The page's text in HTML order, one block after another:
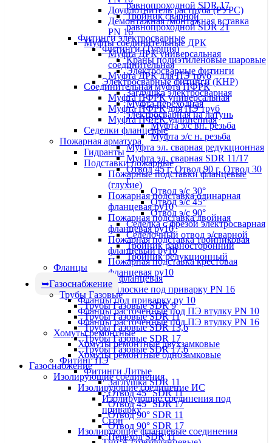
равнопроходной SDR 17
Тройник сварной
равнопроходной SDR 21
Фитинги электросварные
Фитинги (Турция)
Краны полиэтиленовые шаровые
Электросварные фитинги
Электросварные фитинги (КНР)
Заглушка электросварная
Муфта переходная
электросварная на латунь
Муфта э/с вн. резьба
Муфта э/с н. резьба
Муфта эл. cварная редукционная
Муфта эл. сварная SDR 11/17
Отвод 45 г, Отвод 90 г, Отвод 30
г
Отвод э/с 30°
Отвод э/с 45°
Отвод э/с 90°
Седелка с фрезой электросварная
Седелочный отвод э/сварной
Тройник равносторонний
Тройник редукционный
Фланцы
Заглушка фланцевая
Фланцы плоские под приварку PN 16
Фланцы под приварку ру 10
Фланцы расточенные под ПЭ втулку PN 10
Фланцы расточенные под ПЭ втулку PN 16
Хомуты ремонтные
Хомуты ремонтные двухзамковые
Хомуты ремонтные однозамковые
Газоснабжение
Изолирующие соединения
Изолирующие соединение ИС
Изолирующие соединения под
приварку
Сгон
Изолирующие фланцевые соединения
Доуплотнитель раструба (РУРС)
Демонтажная /монтажная вставка
PN 16
Муфты соединительные ДРК
Муфта ДРК универсальная
соединительная
Муфта ДРК для ПЭ труб
Соединительная муфта ПФРК
Муфта ПФРК универсальная
Муфта ПФРК для ПЭ труб
Муфта ПФРК удлинённая
Седелки фланцевые
Пожарная арматура
Гидранты
Подставки пожарные
Пожарные подставки фланцевые
(глухие)
Пожарная подставка одинарная
фланцевая ру10
Пожарная подставка двойная
фланцевая ру10
Пожарная подставка тройниковая
фланцевый ру10
Пожарная подставка крестовая
фланцевая ру10
Газоснабжение
Трубы Газовые
Трубы Газовые SDR 9
Трубы Газовые SDR 11
Трубы Газовые SDR 13,6
Трубы Газовые SDR 17
Трубы Газовые SDR 17,6
Фитинг ПЭ
Фитинги Литые
Заглушка SDR 11
Отвод 45° SDR 11
Отвод 45° SDR 17
Отвод 90° SDR 11
Отвод 90° SDR 17
Переход SDR 11